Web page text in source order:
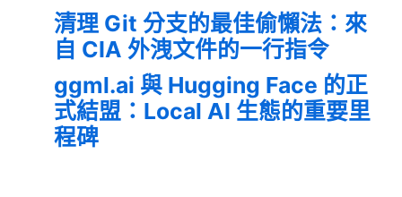
清理 Git 分支的最佳偷懶法：來
自 CIA 外洩文件的一行指令
ggml.ai 與 Hugging Face 的正
式結盟：Local AI 生態的重要里
程碑